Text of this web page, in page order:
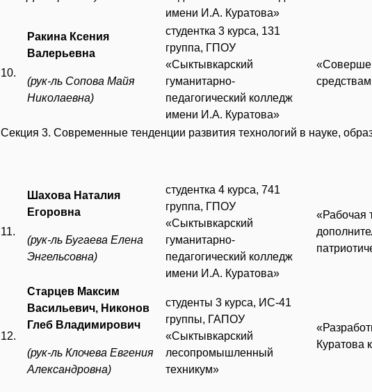
имени И.А. Куратова»
10.
Ракина Ксения
Валерьевна
(рук-ль Сопова Майя
Николаевна)
студентка 3 курса, 131
группа, ГПОУ
«Сыктывкарский
гуманитарно-
педагогический колледж
имени И.А. Куратова»
Секция 3. Современные тенденции развития технологий в науке,
11.
Шахова Наталия
Егоровна
(рук-ль Бугаева Елена
Энгельсовна)
студентка 4 курса, 741
группа, ГПОУ
«Сыктывкарский
гуманитарно-
педагогический колледж
имени И.А. Куратова»
«Рабочая
12.
Старцев Максим
Васильевич, Никонов
Глеб Владимирович
(рук-ль Клочева Евгения
Александровна)
студенты 3 курса, ИС-41
группы, ГАПОУ
«Сыктывкарский
лесопромышленный
техникум»
Куратова